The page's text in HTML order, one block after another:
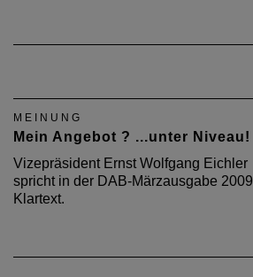
MEINUNG
Mein Angebot ? ...unter Niveau!
Vizepräsident Ernst Wolfgang Eichler
spricht in der DAB-Märzausgabe 2009
Klartext.